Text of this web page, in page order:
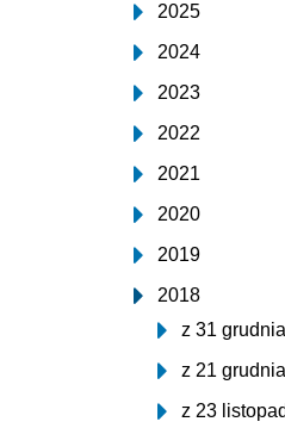
2025
2024
2023
2022
2021
2020
2019
2018
z 31
z 21
z 23